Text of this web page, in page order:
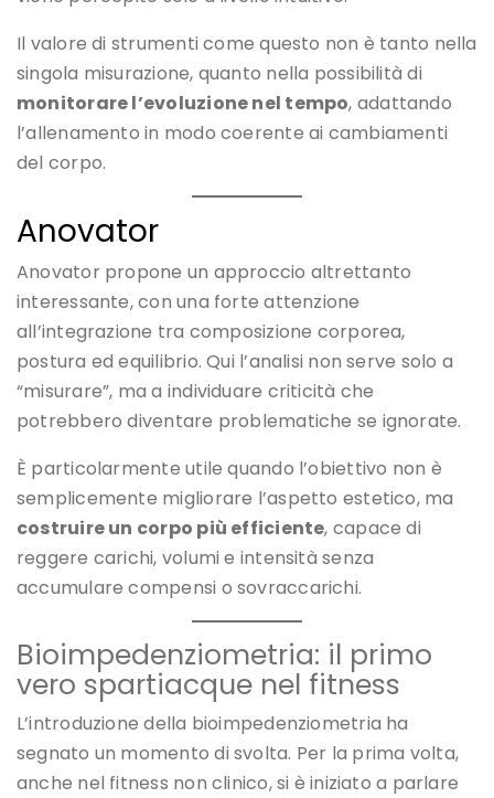
Il valore di strumenti come questo non è tanto nella
singola misurazione, quanto nella possibilità di
monitorare l’evoluzione nel tempo, adattando
l’allenamento in modo coerente ai cambiamenti
del corpo.
Anovator
Anovator propone un approccio altrettanto
interessante, con una forte attenzione
all’integrazione tra composizione corporea,
postura ed equilibrio. Qui l’analisi non serve solo a
“misurare”, ma a individuare criticità che
potrebbero diventare problematiche se ignorate.
È particolarmente utile quando l’obiettivo non è
semplicemente migliorare l’aspetto estetico, ma
costruire un corpo più efficiente, capace di
reggere carichi, volumi e intensità senza
accumulare compensi o sovraccarichi.
Bioimpedenziometria: il primo
vero spartiacque nel fitness
L’introduzione della bioimpedenziometria ha
segnato un momento di svolta. Per la prima volta,
anche nel fitness non clinico, si è iniziato a parlare